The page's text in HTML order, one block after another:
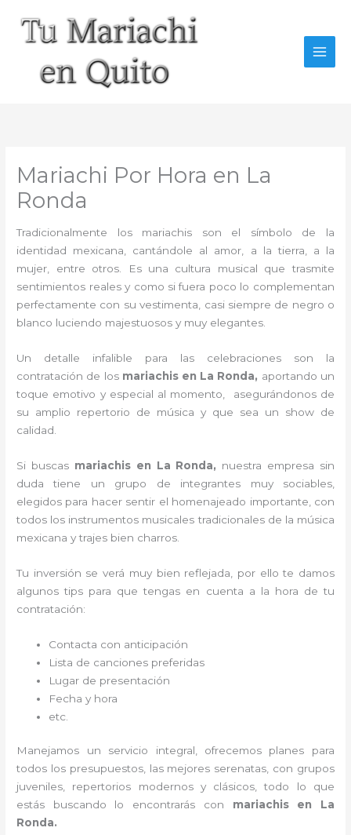
contenido
Mariachi Por Hora en La
Ronda
Tradicionalmente los mariachis son el símbolo de la
identidad mexicana, cantándole al amor, a la tierra, a la
mujer, entre otros. Es una cultura musical que trasmite
sentimientos reales y como si fuera poco lo complementan
perfectamente con su vestimenta, casi siempre de negro o
blanco luciendo majestuosos y muy elegantes.
Un detalle infalible para las celebraciones son la
contratación de losmariachis en La Ronda, aportando un
toque emotivo y especial al momento, asegurándonos de
su amplio repertorio de música y que sea un show de
calidad.
Si buscas mariachis en La Ronda, nuestra empresa sin
duda tiene un grupo de integrantes muy sociables,
elegidos para hacer sentir el homenajeado importante, con
todos los instrumentos musicales tradicionales de la música
mexicana y trajes bien charros.
Tu inversión se verá muy bien reflejada, por ello te damos
algunos tips para que tengas en cuenta a la hora de tu
contratación:
Contacta con anticipación
Lista de canciones preferidas
Lugar de presentación
Fecha y hora
etc.
Manejamos un servicio integral, ofrecemos planes para
todos los presupuestos, las mejores serenatas, con grupos
juveniles, repertorios modernos y clásicos, todo lo que
estás buscando lo encontrarás con mariachis en La
Ronda.